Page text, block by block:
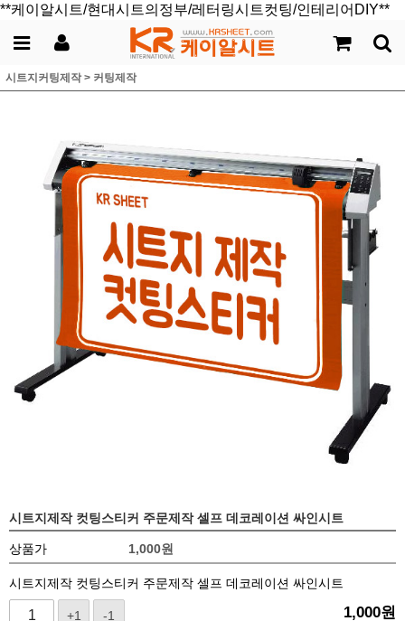
**케이알시트/현대시트의정부/레터링시트컷팅/인테리어DIY**
시트지커팅제작> 커팅제작
시트지제작 컷팅스티커 주문제작 셀프 데코레이션 싸인시트
상품가 1,000원
시트지제작 컷팅스티커 주문제작 셀프 데코레이션 싸인시트
+1 -1 1,000원